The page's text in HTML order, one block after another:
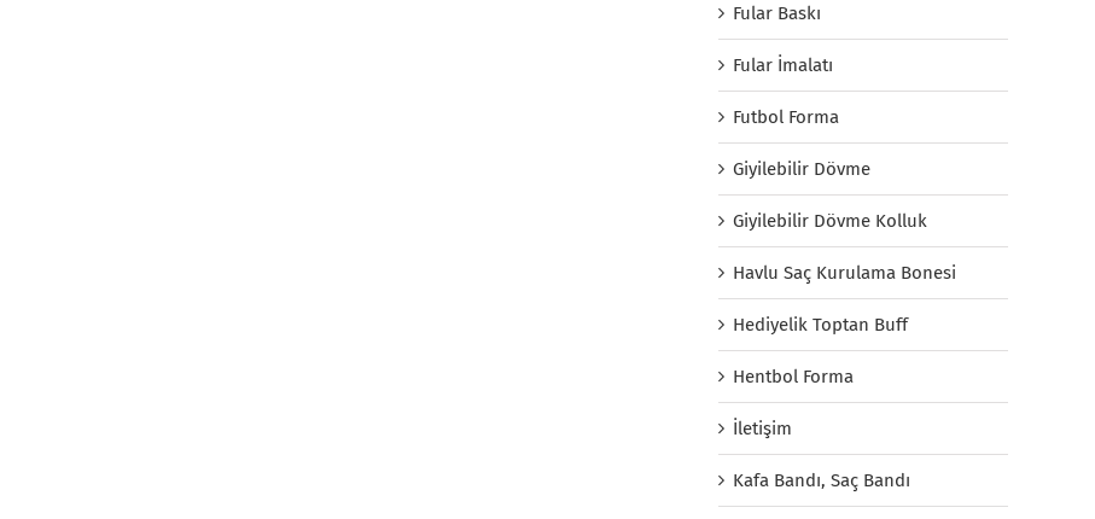
Fular Baskı
Fular İmalatı
Futbol Forma
Giyilebilir Dövme
Giyilebilir Dövme Kolluk
Havlu Saç Kurulama Bonesi
Hediyelik Toptan Buff
Hentbol Forma
İletişim
Kafa Bandı, Saç Bandı